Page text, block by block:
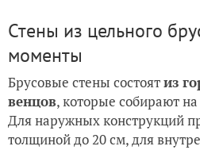
Стены из цельного
моменты
Брусовые стены состоятиз
венцов, которые собирают
Для наружных конструкций
толщиной до 20 см, для